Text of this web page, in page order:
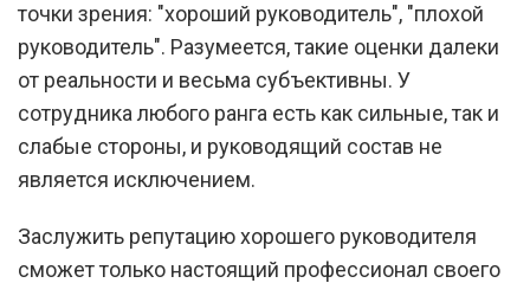
точки зрения: "хороший руководитель", "плохой
руководитель". Разумеется, такие оценки далеки
от реальности и весьма субъективны. У
сотрудника любого ранга есть как сильные, так и
слабые стороны, и руководящий состав не
является исключением.
Заслужить репутацию хорошего руководителя
сможет только настоящий профессионал своего